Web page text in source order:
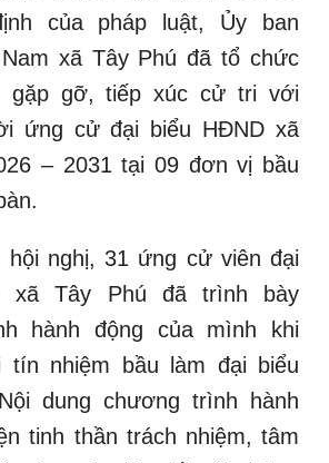
của pháp luật, Ủy ban
xã Tây Phú đã tổ chức
gặp gỡ, tiếp xúc cử tri với
ứng cử đại biểu HĐND xã
– 2031 tại 09 đơn vị bầu
nghị, 31 ứng cử viên đại
xã Tây Phú đã trình bày
hành động của mình khi
nhiệm bầu làm đại biểu
dung chương trình hành
tinh thần trách nhiệm, tâm